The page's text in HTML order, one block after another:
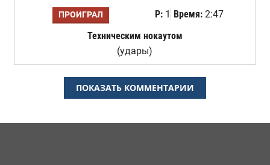
ПРОИГРАЛ Р:1 Время:2:47
Техническим нокаутом
(удары)
ПОКАЗАТЬ КОММЕНТАРИИ